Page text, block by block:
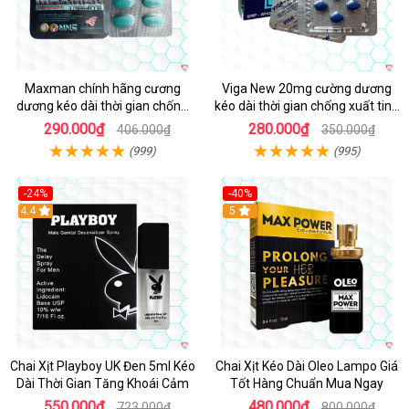
Maxman chính hãng cương
dương kéo dài thời gian chống
xuất tinh sớm hộp 10 viên
290.000₫ 406.000₫
(999)
Viga New 20mg cường dương
kéo dài thời gian chống xuất tinh
hộp 4 viên
280.000₫ 350.000₫
(995)
-24%
Hot
4.4
Chai Xịt Playboy UK Đen 5ml Kéo
Dài Thời Gian Tăng Khoái Cảm
-40%
5
Chai Xịt Kéo Dài Oleo Lampo Giá
Tốt Hàng Chuẩn Mua Ngay